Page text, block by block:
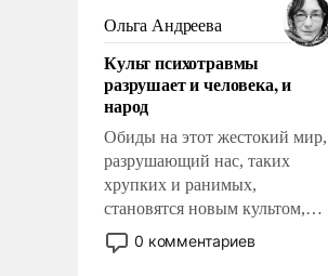
Ольга Андреева
Культ психотравмы
разрушает и человека, и
народ
Обиды на этот жестокий мир,
разрушающий нас, таких
хрупких и ранимых,
становятся новым культом,
постепенно вытесняя и
отменяя традиционное
0 комментариев